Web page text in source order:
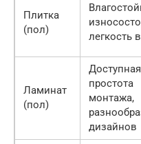
Плитка
(пол)
легкость
Ламинат
(пол)
простота
монтажа,
дизайнов